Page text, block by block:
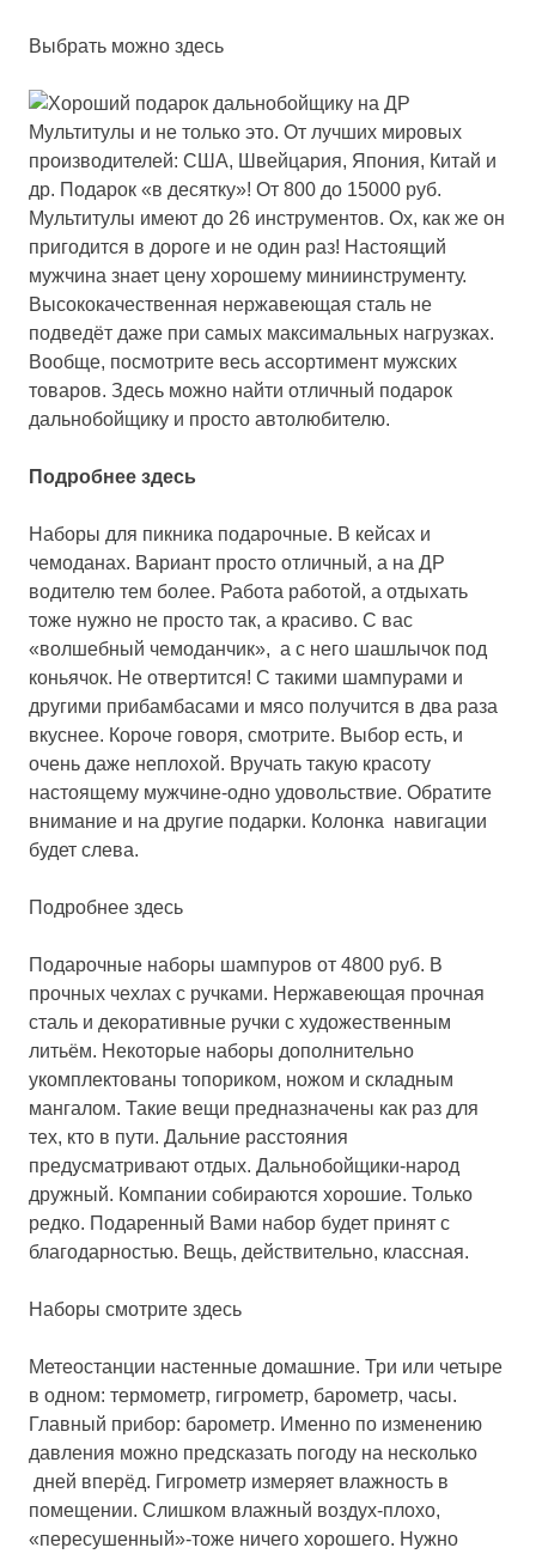
Выбрать можно здесь
Мультитулы и не только это. От лучших мировых
производителей: США, Швейцария, Япония, Китай и
др. Подарок «в десятку»! От 800 до 15000 руб.
Мультитулы имеют до 26 инструментов. Ох, как же он
пригодится в дороге и не один раз! Настоящий
мужчина знает цену хорошему миниинструменту.
Высококачественная нержавеющая сталь не
подведёт даже при самых максимальных нагрузках.
Вообще, посмотрите весь ассортимент мужских
товаров. Здесь можно найти отличный подарок
дальнобойщику и просто автолюбителю.
Подробнее здесь
Наборы для пикника подарочные. В кейсах и
чемоданах. Вариант просто отличный, а на ДР
водителю тем более. Работа работой, а отдыхать
тоже нужно не просто так, а красиво. С вас
«волшебный чемоданчик», а с него шашлычок под
коньячок. Не отвертится! С такими шампурами и
другими прибамбасами и мясо получится в два раза
вкуснее. Короче говоря, смотрите. Выбор есть, и
очень даже неплохой. Вручать такую красоту
настоящему мужчине-одно удовольствие. Обратите
внимание и на другие подарки. Колонка навигации
будет слева.
Подробнее здесь
Подарочные наборы шампуров от 4800 руб. В
прочных чехлах с ручками. Нержавеющая прочная
сталь и декоративные ручки с художественным
литьём. Некоторые наборы дополнительно
укомплектованы топориком, ножом и складным
мангалом. Такие вещи предназначены как раз для
тех, кто в пути. Дальние расстояния
предусматривают отдых. Дальнобойщики-народ
дружный. Компании собираются хорошие. Только
редко. Подаренный Вами набор будет принят с
благодарностью. Вещь, действительно, классная.
Наборы смотрите здесь
Метеостанции настенные домашние. Три или четыре
в одном: термометр, гигрометр, барометр, часы.
Главный прибор: барометр. Именно по изменению
давления можно предсказать погоду на несколько
дней вперёд. Гигрометр измеряет влажность в
помещении. Слишком влажный воздух-плохо,
«пересушенный»-тоже ничего хорошего. Нужно